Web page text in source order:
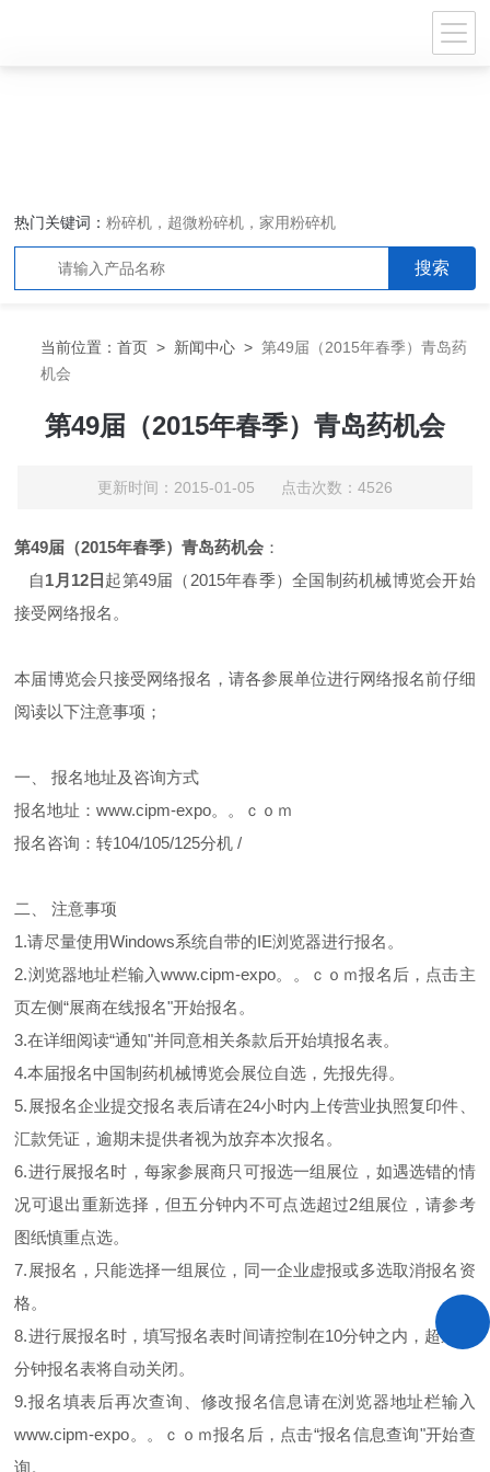
热门关键词：粉碎机，超微粉碎机，家用粉碎机
当前位置：首页 > 新闻中心 >第49届（2015年春季）青岛药
机会
第49届（2015年春季）青岛药机会
更新时间：2015-01-05 点击次数：4526
第49届（2015年春季）青岛药机会 ：
自1 月12日 起第49届（2015年春季）全国制药机械博览会开始
接受网络报名。
本届博览会只接受网络报名，请各参展单位进行网络报名前仔细
阅读以下注意事项；
一、 报名地址及咨询方式
报名地址：www.cipm-expo。。ｃｏｍ
报名咨询：转104/105/125分机 /
二、 注意事项
1.请尽量使用Windows系统自带的IE浏览器进行报名。
2.浏览器地址栏输入www.cipm-expo。。ｃｏｍ报名后，点击主
页左侧“展商在线报名"开始报名。
3.在详细阅读“通知"并同意相关条款后开始填报名表。
4.本届报名中国制药机械博览会展位自选，先报先得。
5.展报名企业提交报名表后请在24小时内上传营业执照复印件、
汇款凭证，逾期未提供者视为放弃本次报名。
6.进行展报名时，每家参展商只可报选一组展位，如遇选错的情
况可退出重新选择，但五分钟内不可点选超过2组展位，请参考
图纸慎重点选。
7.展报名，只能选择一组展位，同一企业虚报或多选取消报名资
格。
8.进行展报名时，填写报名表时间请控制在10分钟之内，超过10
分钟报名表将自动关闭。
9.报名填表后再次查询、修改报名信息请在浏览器地址栏输入
www.cipm-expo。。ｃｏｍ报名后，点击“报名信息查询"开始查
询。